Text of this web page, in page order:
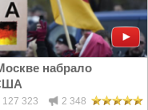
набрало
127 323 2 348